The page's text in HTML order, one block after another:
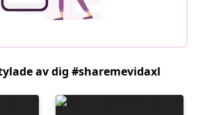
av dig #sharemevidaxl